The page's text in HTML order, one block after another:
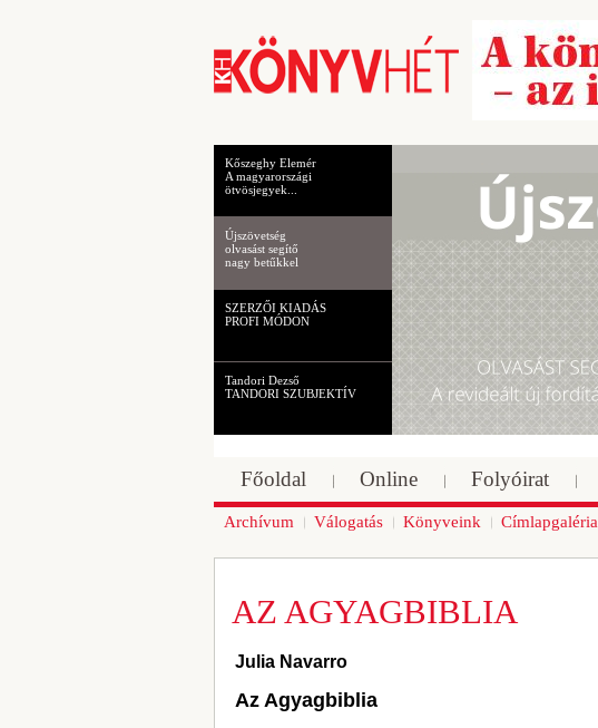
Kőszeghy Elemér
A magyarországi
ötvösjegyek...
Újszövetség
olvasást segítő
nagy betűkkel
SZERZŐI KIADÁS
PROFI MÓDON
Tandori Dezső
TANDORI SZUBJEKTÍV
Főoldal Online Folyóirat
Archívum Válogatás Könyveink Címlapgaléria
AZ AGYAGBIBLIA
Julia Navarro
Az Agyagbiblia